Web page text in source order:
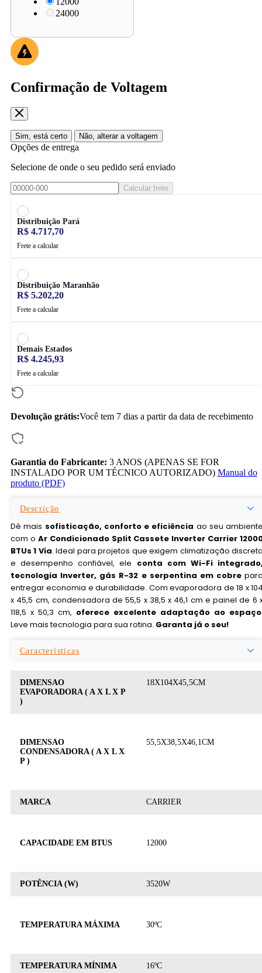
24000
Confirmação de Voltagem
Sim, está certo Não, alterar a voltagem
Opções de entrega
Selecione de onde o seu pedido será enviado
Calcular frete
Distribuição Pará
R$ 4.717,70
Frete a calcular
Distribuição Maranhão
R$ 5.202,20
Frete a calcular
Demais Estados
R$ 4.245,93
Frete a calcular
Devolução grátis:Você tem 7 dias a partir da data de recebimento
Garantia do Fabricante: 3 ANOS (APENAS SE FOR
INSTALADO POR UM TÉCNICO AUTORIZADO) Manual do
produto (PDF)
Descrição
Dê mais sofisticação, conforto e eficiência ao seu
com o Ar Condicionado Split Cassete Inverter Carrier
BTUs 1 Via. Ideal para projetos que exigem climatização
e desempenho confiável, ele conta com Wi-Fi
tecnologia Inverter, gás R-32 e serpentina em cobre
entregar economia e durabilidade. Com evaporadora de 18 x
x 45,5 cm, condensadora de 55,5 x 38,5 x 46,1 cm e painel de 6
118,5 x 50,3 cm, oferece excelente adaptação ao espaço
Leve mais tecnologia para sua rotina. Garanta já o seu!
Características
DIMENSAO
EVAPORADORA ( A X L X P
)
18X104X45,5CM
DIMENSAO
CONDENSADORA ( A X L X
P )
55,5X38,5X46,1CM
MARCA CARRIER
CAPACIDADE EM BTUS 12000
POTÊNCIA (W) 3520W
TEMPERATURA MÁXIMA 30ºC
TEMPERATURA MÍNIMA 16ºC